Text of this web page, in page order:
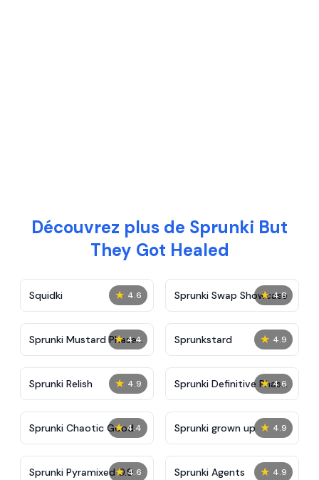
Découvrez plus de Sprunki But
They Got Healed
★ 4.6
Squidki ★ 4.8
Sprunki Swap Showcase
★ 4.4
Sprunki Mustard Phase
2
★ 4.9
Sprunkstard
★ 4.9
Sprunki Relish ★ 4.6
Sprunki Definitive Phase
7
★ 4.4
Sprunki Chaotic Good ★ 4.9
Sprunki grown up
★ 4.6
Sprunki Pyramixed 0.9 ★ 4.9
Sprunki Agents